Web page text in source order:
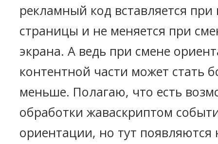
рекламный код вставляется при
страницы и не меняется при
экрана. А ведь при смене
контентной части может стать
меньше. Полагаю, что есть
обработки жаваскриптом
ориентации, но тут